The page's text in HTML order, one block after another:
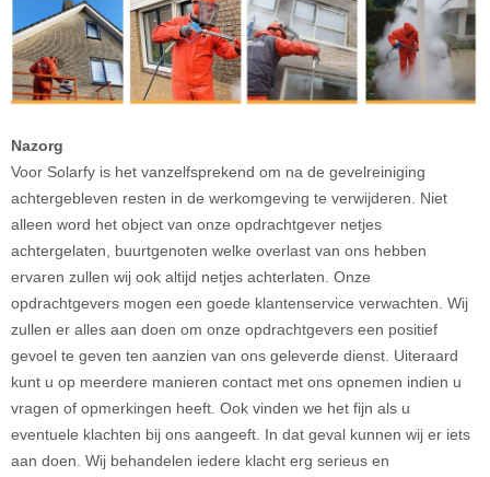
Nazorg
Voor Solarfy is het vanzelfsprekend om na de gevelreiniging
achtergebleven resten in de werkomgeving te verwijderen. Niet
alleen word het object van onze opdrachtgever netjes
achtergelaten, buurtgenoten welke overlast van ons hebben
ervaren zullen wij ook altijd netjes achterlaten. Onze
opdrachtgevers mogen een goede klantenservice verwachten. Wij
zullen er alles aan doen om onze opdrachtgevers een positief
gevoel te geven ten aanzien van ons geleverde dienst. Uiteraard
kunt u op meerdere manieren contact met ons opnemen indien u
vragen of opmerkingen heeft. Ook vinden we het fijn als u
eventuele klachten bij ons aangeeft. In dat geval kunnen wij er iets
aan doen. Wij behandelen iedere klacht erg serieus en